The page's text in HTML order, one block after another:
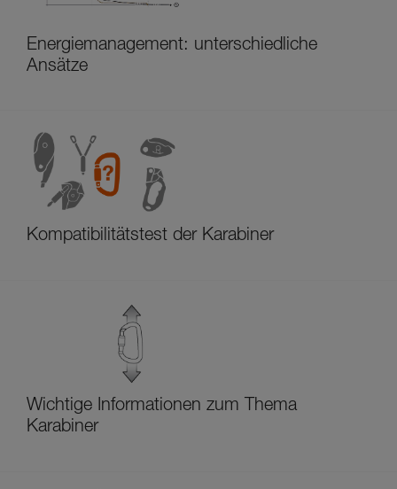
Energiemanagement: unterschiedliche
Ansätze
Kompatibilitätstest der Karabiner
Wichtige Informationen zum Thema
Karabiner